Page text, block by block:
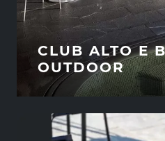
CLUB ALTO E
OUTDOOR